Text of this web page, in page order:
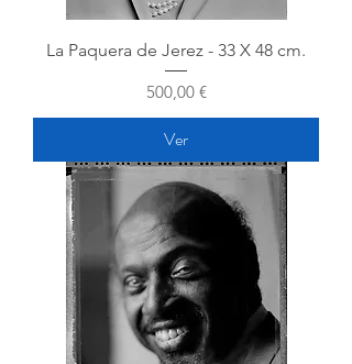
La Paquera de Jerez - 33 X 48 cm.
Precio
500,00 €
Ver